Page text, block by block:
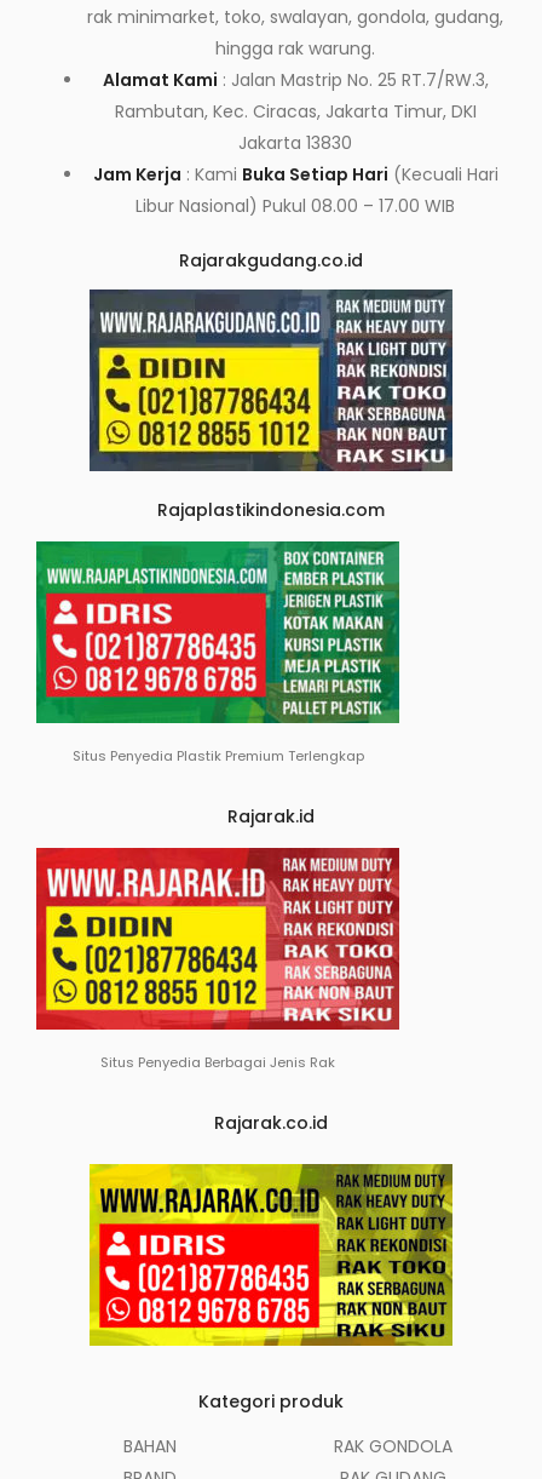
rak minimarket, toko, swalayan, gondola, gudang,
hingga rak warung.
Alamat Kami : Jalan Mastrip No. 25 RT.7/RW.3,
Rambutan, Kec. Ciracas, Jakarta Timur, DKI
Jakarta 13830
Jam Kerja : Kami Buka Setiap Hari (Kecuali Hari
Libur Nasional) Pukul 08.00 – 17.00 WIB
Rajarakgudang.co.id
Rajaplastikindonesia.com
Situs Penyedia Plastik Premium Terlengkap
Rajarak.id
Situs Penyedia Berbagai Jenis Rak
Rajarak.co.id
Kategori produk
BAHAN
RAK GONDOLA